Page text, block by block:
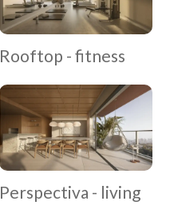
Rooftop - fitness
Perspectiva - living